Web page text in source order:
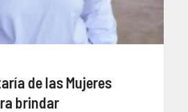
de las Mujeres
brindar